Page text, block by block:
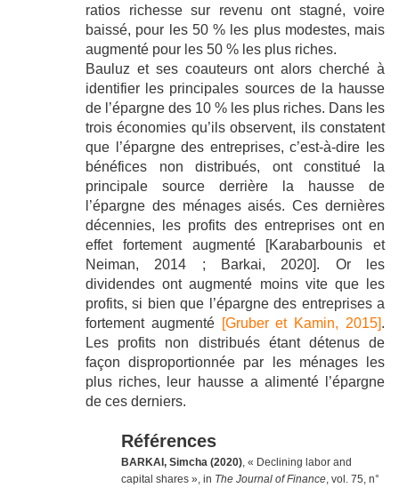
ratios richesse sur revenu ont stagné, voire
baissé, pour les 50 % les plus modestes, mais
augmenté pour les 50 % les plus riches.
Bauluz et ses coauteurs ont alors cherché à
identifier les principales sources de la hausse
de l’épargne des 10 % les plus riches. Dans les
trois économies qu’ils observent, ils constatent
que l’épargne des entreprises, c’est-à-dire les
bénéfices non distribués, ont constitué la
principale source derrière la hausse de
l’épargne des ménages aisés. Ces dernières
décennies, les profits des entreprises ont en
effet fortement augmenté [Karabarbounis et
Neiman, 2014 ; Barkai, 2020]. Or les
dividendes ont augmenté moins vite que les
profits, si bien que l’épargne des entreprises a
fortement augmenté [Gruber et Kamin, 2015].
Les profits non distribués étant détenus de
façon disproportionnée par les ménages les
plus riches, leur hausse a alimenté l’épargne
de ces derniers.
Références
BARKAI, Simcha (2020), « Declining labor and
capital shares », in The Journal of Finance, vol. 75, n°